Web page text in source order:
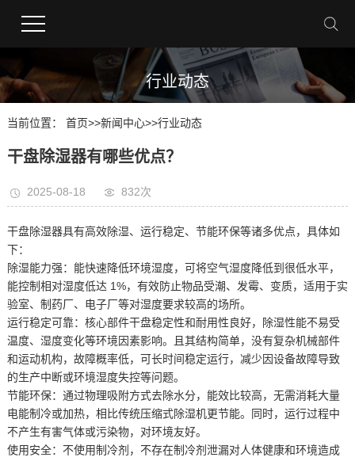
行业动态
当前位置： 首页>>新闻中心>>行业动态
干盘除湿器有哪些优点？
2025-08-18 832次
干盘除湿器具有高效除湿、运行稳定、节能环保等诸多优点，具体如
下：
除湿能力强：能快速降低环境湿度，可将空气湿度降低到很低水平，
能控制相对湿度低达 1%，有效防止物品受潮、发霉、变质，适用于实
验室、制药厂、电子厂等对湿度要求较高的场所。
运行稳定可靠：核心部件干盘稳定性和耐用性良好，除湿性能不易受
温度、湿度变化等环境因素影响。且其结构简单，没有复杂机械部件
和运动机构，故障概率低，可长时间稳定运行，减少因设备故障导致
的生产中断或环境湿度失控等问题。
节能环保：通过物理吸附方式去除水分，能效比较高，无需消耗大量
电能制冷或加热，相比传统压缩式除湿机更节能。同时，运行过程中
不产生有害气体或污染物，对环境友好。
使用安全：不使用制冷剂，不存在制冷剂泄漏对人体健康和环境造成